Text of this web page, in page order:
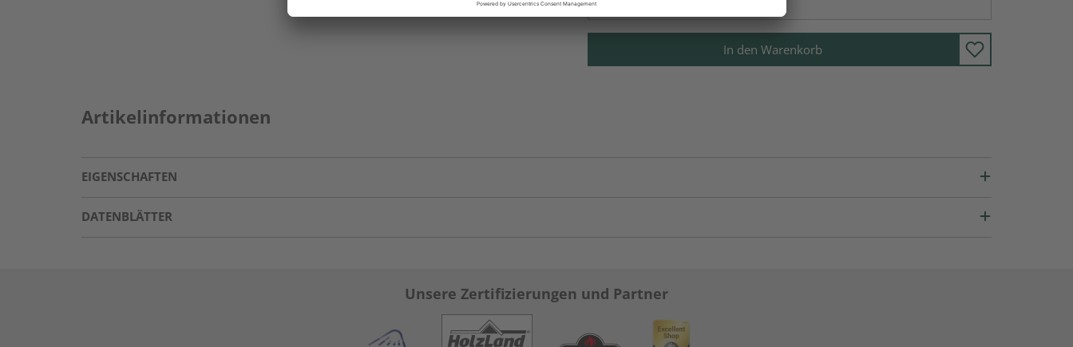
In den Warenkorb
Artikelinformationen
EIGENSCHAFTEN
DATENBLÄTTER
Unsere Zertifizierungen und Partner